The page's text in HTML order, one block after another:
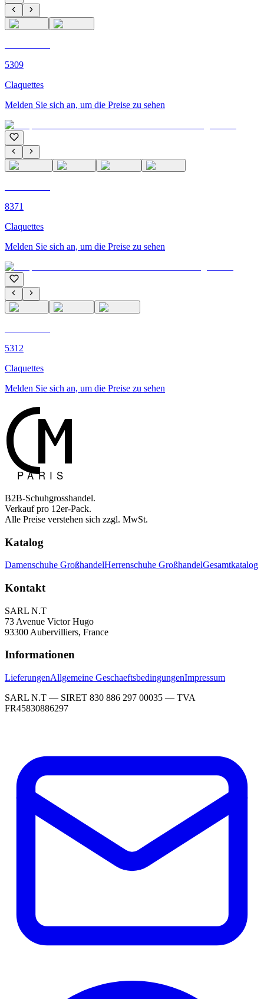
5309
Claquettes
Melden Sie sich an, um die Preise zu sehen
8371
Claquettes
Melden Sie sich an, um die Preise zu sehen
5312
Claquettes
Melden Sie sich an, um die Preise zu sehen
B2B-Schuhgrosshandel.
Verkauf pro 12er-Pack.
Alle Preise verstehen sich zzgl. MwSt.
Katalog
Damenschuhe GroßhandelHerrenschuhe GroßhandelGesamtkatalog
Kontakt
SARL N.T
73 Avenue Victor Hugo
93300 Aubervilliers, France
Informationen
LieferungenAllgemeine GeschaeftsbedingungenImpressum
SARL N.T — SIRET 830 886 297 00035 — TVA
FR45830886297